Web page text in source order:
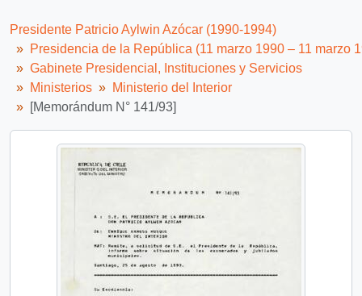
Presidente Patricio Aylwin Azócar (1990-1994)
Presidencia de la República (11 marzo 1990 – 11 marzo
Gabinete Presidencial, Instituciones y Servicios
Ministerios
Ministerio del Interior
[Memorándum N° 141/93]